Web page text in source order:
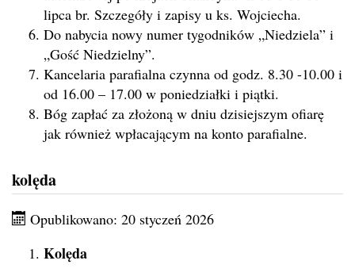
lipca br. Szczegóły i zapisy u ks. Wojciecha.
Do nabycia nowy numer tygodników „Niedziela” i
„Gość Niedzielny”.
Kancelaria parafialna czynna od godz. 8.30 -10.00 i
od 16.00 – 17.00 w poniedziałki i piątki.
Bóg zapłać za złożoną w dniu dzisiejszym ofiarę
jak również wpłacającym na konto parafialne.
kolęda
Opublikowano: 20 styczeń 2026
Kolęda